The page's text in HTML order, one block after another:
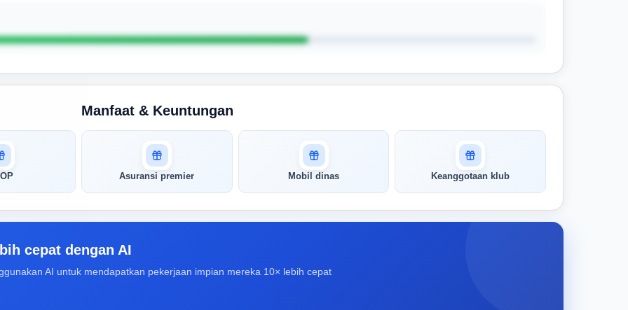
Manfaat & Keuntungan
Asuransi premier Mobil dinas Keanggotaan klub
cepat dengan AI
AI untuk mendapatkan pekerjaan impian mereka 10× lebih cepat